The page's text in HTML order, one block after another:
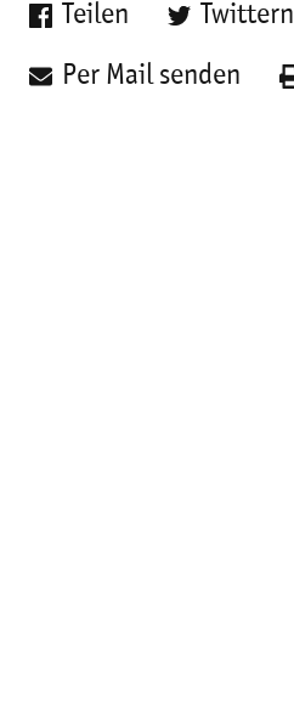
Teilen Twittern
Per Mail senden